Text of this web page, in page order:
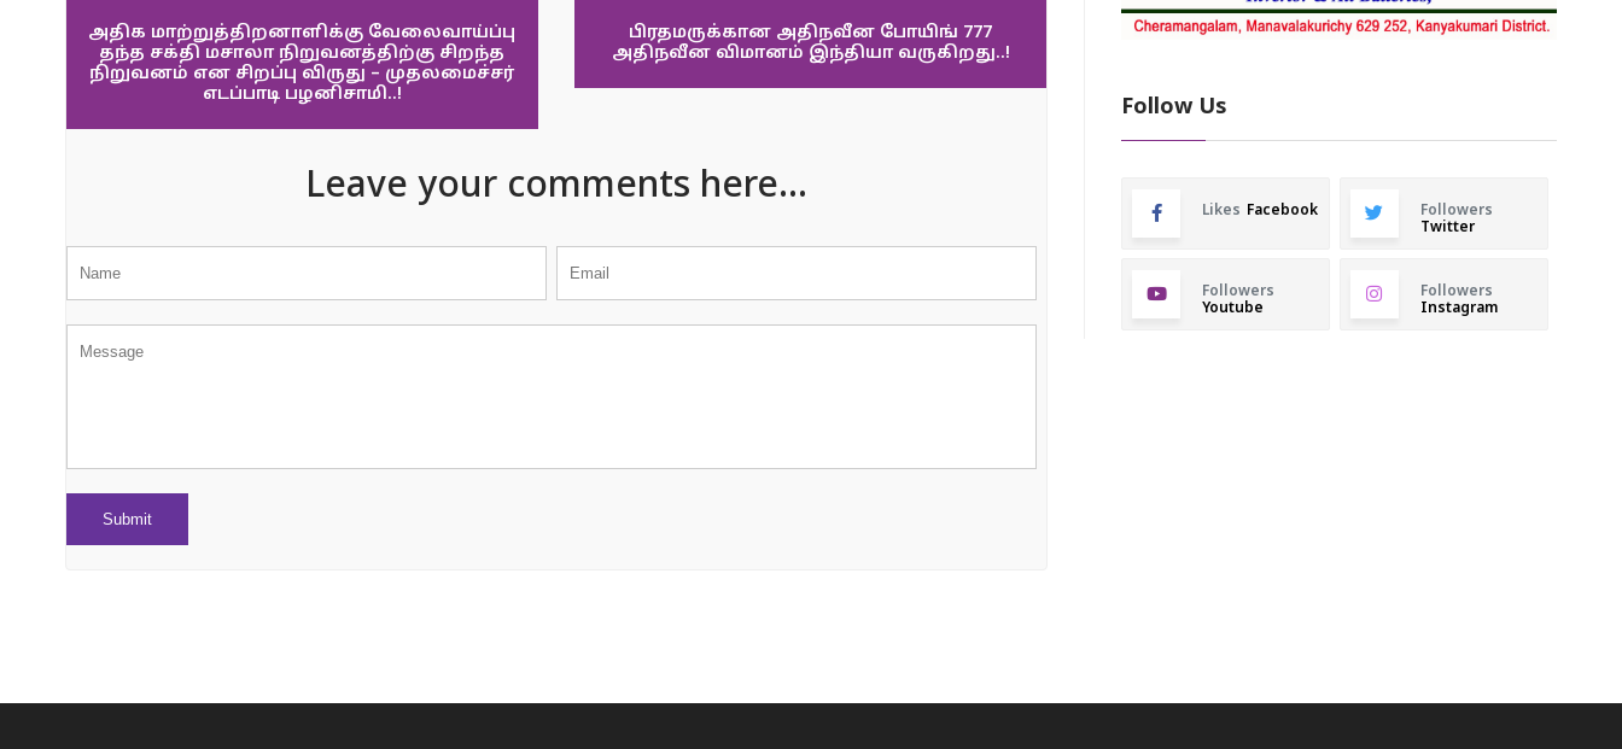
அதிக மாற்றுத்திறனாளிக்கு வேலைவாய்ப்பு
தந்த சக்தி மசாலா நிறுவனத்திற்கு சிறந்த
நிறுவனம் என சிறப்பு விருது – முதலமைச்சர்
எடப்பாடி பழனிசாமி..!
பிரதமருக்கான அதிநவீன போயிங் 777
அதிநவீன விமானம் இந்தியா வருகிறது..!
Leave your comments here...
Follow Us
Likes Facebook
Followers
Twitter
Followers
Youtube
Followers
Instagram